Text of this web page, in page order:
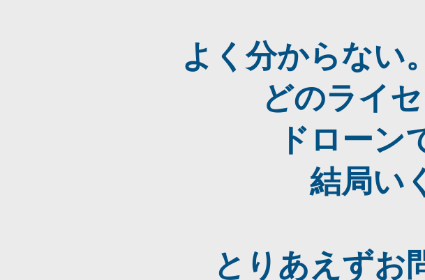
よく分からない
どのライ
ドローン
結局い
とりあえずお